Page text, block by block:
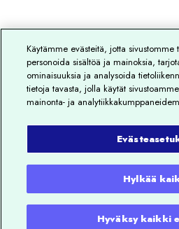
Käytämme evästeitä, jotta
personoida sisältöä ja mainoksia,
ominaisuuksia ja analysoida
tietoja tavasta, jolla käytät
mainonta- ja
Hylkää
Hyväksy kaikki